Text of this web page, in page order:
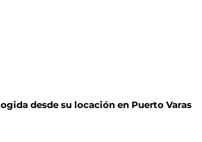
desde su locación en Puerto Varas